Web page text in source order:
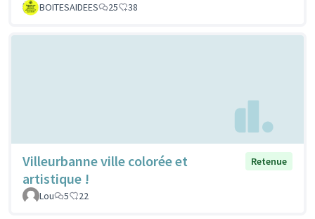
BOITESAIDEES 25 38
Villeurbanne ville colorée et
artistique !
Retenue
Lou 5 22